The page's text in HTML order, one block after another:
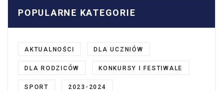
POPULARNE KATEGORIE
AKTUALNOŚCI DLA UCZNIÓW
DLA RODZICÓW KONKURSY I FESTIWALE
SPORT 2023-2024